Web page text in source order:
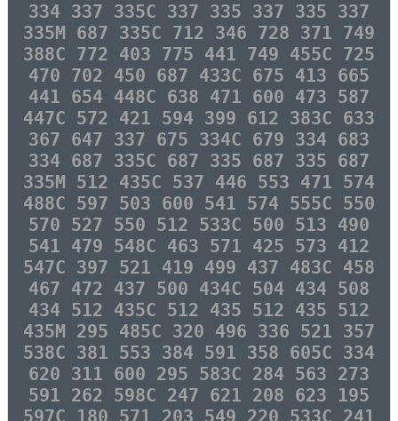
334 337 335C 337 335 337 335 337
335M 687 335C 712 346 728 371 749
388C 772 403 775 441 749 455C 725
470 702 450 687 433C 675 413 665
441 654 448C 638 471 600 473 587
447C 572 421 594 399 612 383C 633
367 647 337 675 334C 679 334 683
334 687 335C 687 335 687 335 687
335M 512 435C 537 446 553 471 574
488C 597 503 600 541 574 555C 550
570 527 550 512 533C 500 513 490
541 479 548C 463 571 425 573 412
547C 397 521 419 499 437 483C 458
467 472 437 500 434C 504 434 508
434 512 435C 512 435 512 435 512
435M 295 485C 320 496 336 521 357
538C 381 553 384 591 358 605C 334
620 311 600 295 583C 284 563 273
591 262 598C 247 621 208 623 195
597C 180 571 203 549 220 533C 241